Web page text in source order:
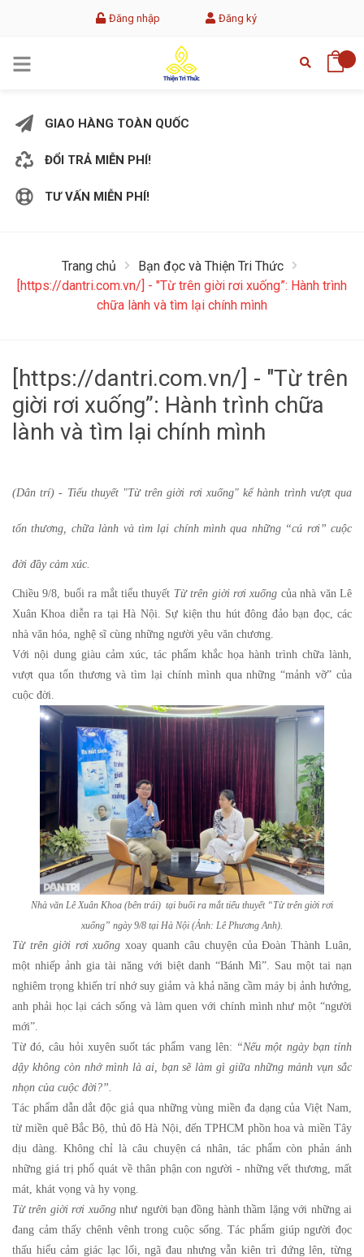
Đăng nhập Đăng ký
GIAO HÀNG TOÀN QUỐC
ĐỔI TRẢ MIỄN PHÍ!
TƯ VẤN MIỄN PHÍ!
Trang chủ
Bạn đọc và Thiện Tri Thức
[https://dantri.com.vn/] - "Từ trên giời rơi xuống”: Hành trình
chữa lành và tìm lại chính mình
[https://dantri.com.vn/] - "Từ trên
giời rơi xuống”: Hành trình chữa
lành và tìm lại chính mình
(Dân trí) - Tiểu thuyết "Từ trên giời rơi xuống" kể hành trình vượt qua
tổn thương, chữa lành và tìm lại chính mình qua những “cú rơi” cuộc
đời đầy cảm xúc.
Chiều 9/8, buổi ra mắt tiểu thuyết Từ trên giời rơi xuống của nhà văn Lê
Xuân Khoa diễn ra tại Hà Nội. Sự kiện thu hút đông đảo bạn đọc, các
nhà văn hóa, nghệ sĩ cùng những người yêu văn chương.
Với nội dung giàu cảm xúc, tác phẩm khắc họa hành trình chữa lành,
vượt qua tổn thương và tìm lại chính mình qua những “mảnh vỡ” của
cuộc đời.
Nhà văn Lê Xuân Khoa (bên trái) tại buổi ra mắt tiểu thuyết “Từ trên giời rơi
xuống” ngày 9/8 tại Hà Nội (Ảnh: Lê Phương Anh).
Từ trên giời rơi xuống xoay quanh câu chuyện của Đoàn Thành Luân,
một nhiếp ảnh gia tài năng với biệt danh “Bánh Mì”. Sau một tai nạn
nghiêm trọng khiến trí nhớ suy giảm và khả năng cầm máy bị ảnh hưởng,
anh phải học lại cách sống và làm quen với chính mình như một “người
mới”.
Từ đó, câu hỏi xuyên suốt tác phẩm vang lên: “Nếu một ngày bạn tỉnh
dậy không còn nhớ mình là ai, bạn sẽ làm gì giữa những mảnh vụn sắc
nhọn của cuộc đời?”.
Tác phẩm dẫn dắt độc giả qua những vùng miền đa dạng của Việt Nam,
từ miền quê Bắc Bộ, thủ đô Hà Nội, đến TPHCM phồn hoa và miền Tây
dịu dàng. Không chỉ là câu chuyện cá nhân, tác phẩm còn phản ánh
những giá trị phổ quát về thân phận con người - những vết thương, mất
mát, khát vọng và hy vọng.
Từ trên giời rơi xuốngnhư người bạn đồng hành thầm lặng với những ai
đang cảm thấy chênh vênh trong cuộc sống. Tác phẩm giúp người đọc
thấu hiểu cảm giác lạc lối, ngã đau nhưng vẫn kiên trì đứng lên, từng